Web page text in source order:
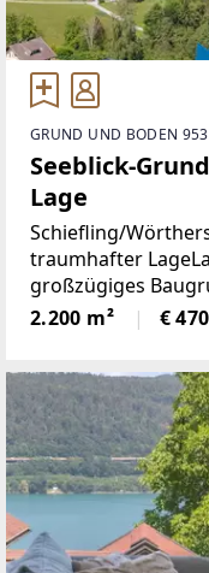
GRUND UND BODEN
Seeblick-
Lage
Schiefling/
traumhafter
großzügiges
ruhiger
Weitblick über
2.200 m² €